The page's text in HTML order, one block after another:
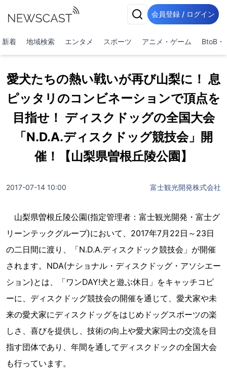
会員登録 / ログイン
新着 地域検索 エンタメ スポーツ アニメ・ゲーム BtoB・
愛犬たちの熱い戦いが再び山梨に！ 息
ピッタリのコンビネーションで頂点を
目指せ！ ディスクドッグの全国大会
「N.D.A.ディスクドッグ競技会」開
催！【山梨県曽根丘陵公園】
2017-07-14 10:00 富士観光開発株式会社
山梨県曽根丘陵公園(指定管理者：富士観光開発・富士グ
リーンテックグループ)において、2017年7月22日～23日
の二日間に渡り、「N.D.A.ディスクドック競技会」が開催
されます。NDA(ナショナル・ディスクドッグ・アソシエー
ション)とは、「ワンDAY!犬と遊ぶ休日」をキャッチコピ
ーに、ディスクドッグ競技会の開催を通じて、愛犬家や未
来の愛犬家にディスクドッグをはじめドッグスポーツの楽
しさ、喜びを提供し、技術の向上や愛犬家同士の交流を目
指す団体であり、年間を通してディスクドックの全国大会
も行っています。